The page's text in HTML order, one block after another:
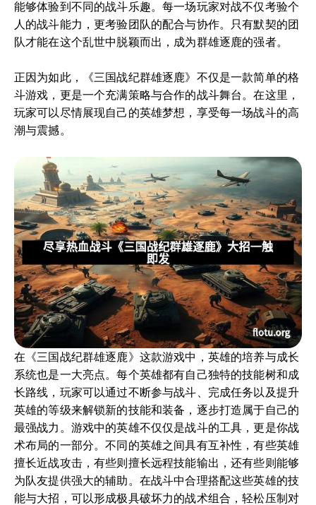
能够体验到不同的战斗乐趣。每一场玩家对战不仅考验个
人的战斗能力，更考验团队的配合与协作。只有默契的团
队才能在这个乱世中脱颖而出，成为群雄逐鹿的强者。
正因为如此，《三国战纪群雄逐鹿》不仅是一款简单的格
斗游戏，更是一个充满策略与合作的战斗舞台。在这里，
玩家可以尽情展现自己的英雄梦想，享受每一场战斗的高
潮与震撼。
在《三国战纪群雄逐鹿》这款游戏中，英雄的培养与成长
系统也是一大亮点。每个英雄都有自己独特的技能树和成
长路线，玩家可以通过不断参与战斗、完成任务以及提升
英雄的等级来解锁新的技能和装备，逐步打造属于自己的
最强战力。游戏中的英雄不仅仅是战斗的工具，更是你战
术布局的一部分。不同的英雄之间具有互补性，有些英雄
擅长近战攻击，有些则擅长远程技能输出，还有些则能够
为队友提供强大的辅助。在战斗中合理搭配这些英雄的技
能与大招，可以形成极具破坏力的战术组合，轻松压制对